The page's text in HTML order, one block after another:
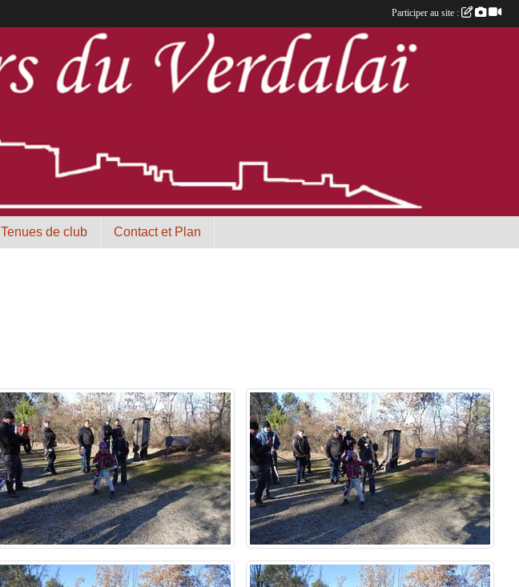
Tenues de club Contact et Plan
Participer au site :